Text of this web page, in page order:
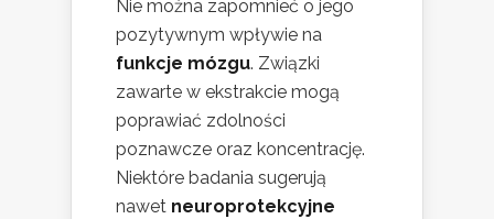
Nie można zapomnieć o jego
pozytywnym wpływie na
funkcje mózgu. Związki
zawarte w ekstrakcie mogą
poprawiać zdolności
poznawcze oraz koncentrację.
Niektóre badania sugerują
nawet neuroprotekcyjne